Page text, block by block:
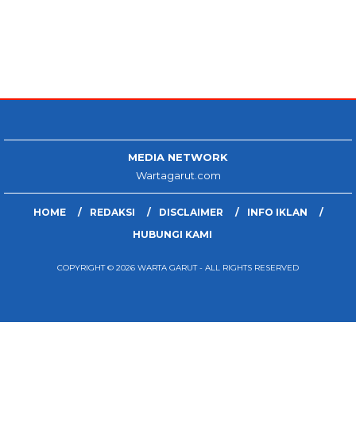
MEDIA NETWORK
Wartagarut.com
HOME REDAKSI DISCLAIMER
INFO IKLAN
HUBUNGI KAMI
COPYRIGHT © 2026 WARTA GARUT - ALL RIGHTS RESERVED